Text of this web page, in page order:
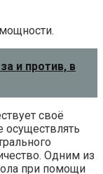
и против, в
своё
Одним из
при помощи